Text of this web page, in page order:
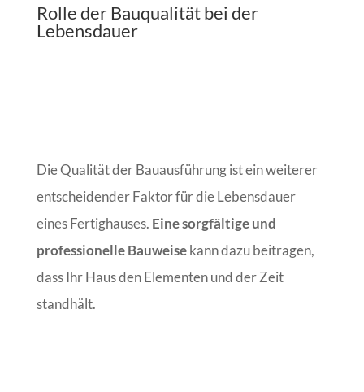
Rolle der Bauqualität bei der
Lebensdauer
Die Qualität der Bauausführung ist ein weiterer
entscheidender Faktor für die Lebensdauer
eines Fertighauses. Eine sorgfältige und
professionelle Bauweisekann dazu beitragen,
dass Ihr Haus den Elementen und der Zeit
standhält.